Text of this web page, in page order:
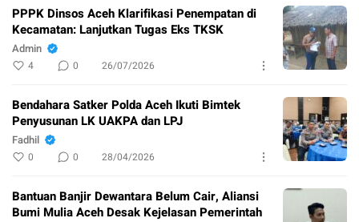
PPPK Dinsos Aceh Klarifikasi Penempatan di
Kecamatan: Lanjutkan Tugas Eks TKSK
Admin
4 0 26/07/2026
Bendahara Satker Polda Aceh Ikuti Bimtek
Penyusunan LK UAKPA dan LPJ
Fadhil
0 0 28/04/2026
Bantuan Banjir Dewantara Belum Cair, Aliansi
Bumi Mulia Aceh Desak Kejelasan Pemerintah